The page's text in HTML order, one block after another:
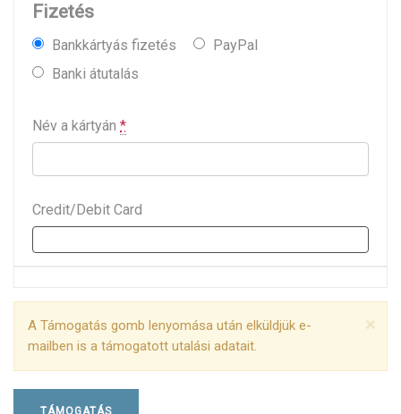
Fizetés
Bankkártyás fizetés
PayPal
Banki átutalás
Név a kártyán *
Credit/Debit Card
×
A Támogatás gomb lenyomása után elküldjük e-
mailben is a támogatott utalási adatait.
TÁMOGATÁS